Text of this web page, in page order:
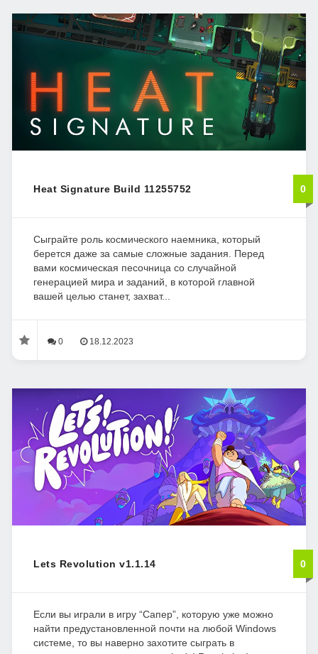
Heat Signature Build 11255752 0
Сыграйте роль космического наемника, который
берется даже за самые сложные задания. Перед
вами космическая песочница со случайной
генерацией мира и заданий, в которой главной
вашей целью станет, захват...
0 18.12.2023
Lets Revolution v1.1.14 0
Если вы играли в игру “Сапер”, которую уже можно
найти предустановленной почти на любой Windows
системе, то вы наверно захотите сыграть в